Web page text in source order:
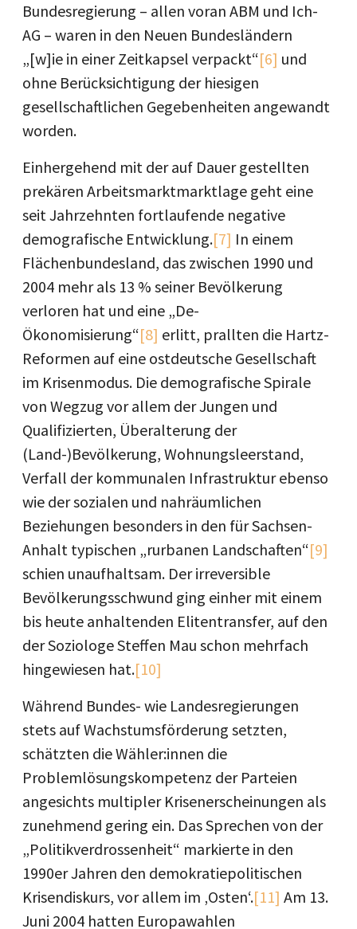
Bundesregierung – allen voran ABM und Ich-
AG – waren in den Neuen Bundesländern
„[w]ie in einer Zeitkapsel verpackt“[6] und
ohne Berücksichtigung der hiesigen
gesellschaftlichen Gegebenheiten angewandt
worden.
Einhergehend mit der auf Dauer gestellten
prekären Arbeitsmarktmarktlage geht eine
seit Jahrzehnten fortlaufende negative
demografische Entwicklung.[7] In einem
Flächenbundesland, das zwischen 1990 und
2004 mehr als 13 % seiner Bevölkerung
verloren hat und eine „De-
Ökonomisierung“[8] erlitt, prallten die Hartz-
Reformen auf eine ostdeutsche Gesellschaft
im Krisenmodus. Die demografische Spirale
von Wegzug vor allem der Jungen und
Qualifizierten, Überalterung der
(Land-)Bevölkerung, Wohnungsleerstand,
Verfall der kommunalen Infrastruktur ebenso
wie der sozialen und nahräumlichen
Beziehungen besonders in den für Sachsen-
Anhalt typischen „rurbanen Landschaften“[9]
schien unaufhaltsam. Der irreversible
Bevölkerungsschwund ging einher mit einem
bis heute anhaltenden Elitentransfer, auf den
der Soziologe Steffen Mau schon mehrfach
hingewiesen hat.[10]
Während Bundes- wie Landesregierungen
stets auf Wachstumsförderung setzten,
schätzten die Wähler:innen die
Problemlösungskompetenz der Parteien
angesichts multipler Krisenerscheinungen als
zunehmend gering ein. Das Sprechen von der
„Politikverdrossenheit“ markierte in den
1990er Jahren den demokratiepolitischen
Krisendiskurs, vor allem im ‚Osten‘.[11] Am 13.
Juni 2004 hatten Europawahlen